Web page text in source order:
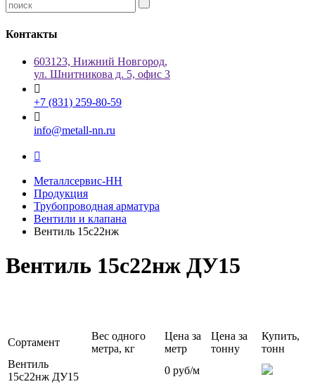
Контакты
603123, Нижний Новгород,
ул. Шнитникова д. 5, офис 3
+7 (831) 259-80-59
info@metall-nn.ru
Металлсервис-НН
Продукция
Трубопроводная арматура
Вентили и клапана
Вентиль 15с22нж
Вентиль 15с22нж ДУ15
Сортамент
Вес одного
метра, кг
Цена за
метр
Цена за
тонну
Купить,
тонн
Вентиль
15с22нж ДУ15
0 руб/м